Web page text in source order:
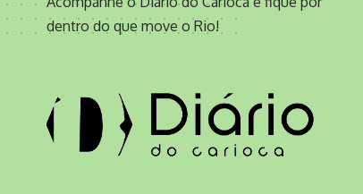
dentro do que move o Rio!